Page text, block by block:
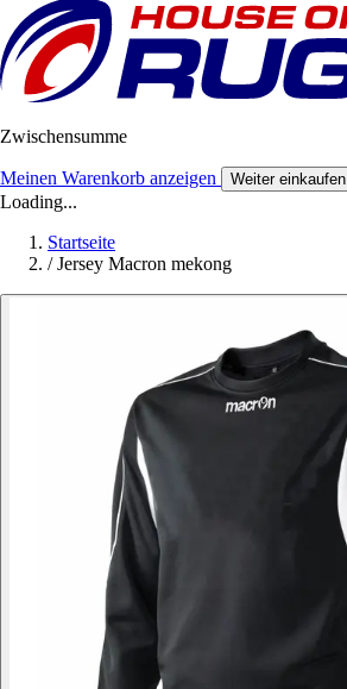
Zwischensumme
Meinen Warenkorb anzeigen Weiter einkaufen
Loading...
Startseite
/ Jersey Macron mekong